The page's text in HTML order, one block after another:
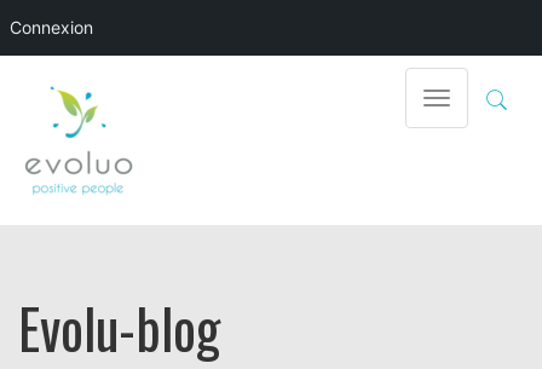
Toggle
navigation
Evolu-blog
Connexion